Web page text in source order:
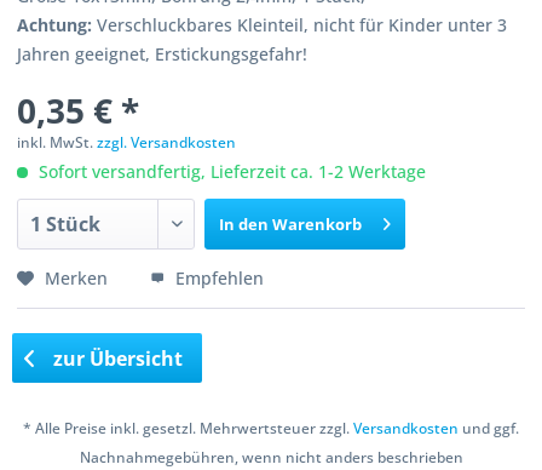
Achtung: Verschluckbares Kleinteil, nicht für Kinder unter 3
Jahren geeignet, Erstickungsgefahr!
0,35 € *
inkl. MwSt.zzgl. Versandkosten
Sofort versandfertig, Lieferzeit ca. 1-2 Werktage
In den Warenkorb
Merken Empfehlen
zur Übersicht
* Alle Preise inkl. gesetzl. Mehrwertsteuer zzgl.Versandkosten und ggf.
Nachnahmegebühren, wenn nicht anders beschrieben